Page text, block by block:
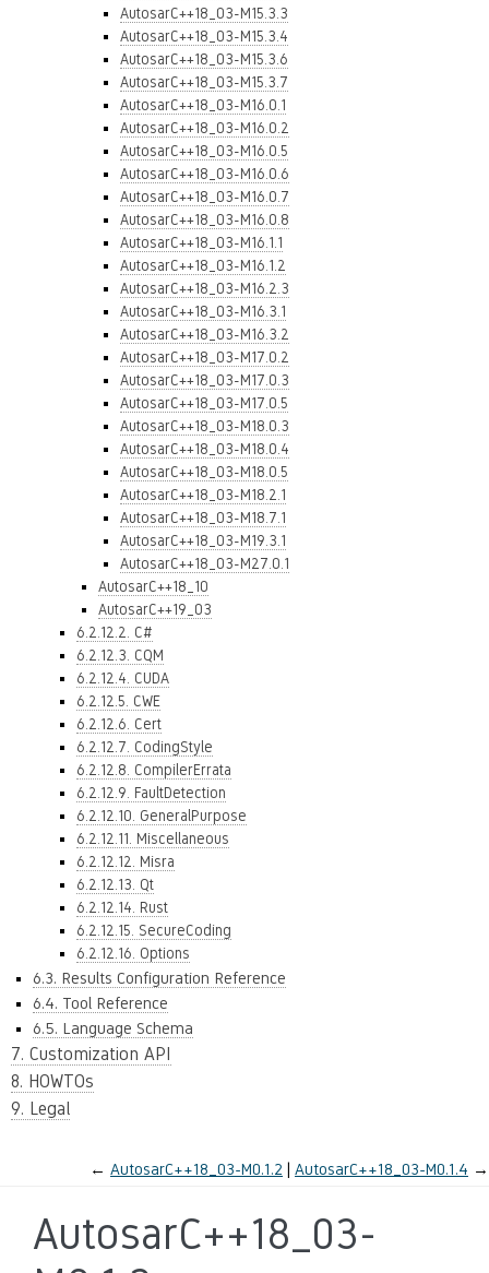
AutosarC++18_03-M15.3.3
AutosarC++18_03-M15.3.4
AutosarC++18_03-M15.3.6
AutosarC++18_03-M15.3.7
AutosarC++18_03-M16.0.1
AutosarC++18_03-M16.0.2
AutosarC++18_03-M16.0.5
AutosarC++18_03-M16.0.6
AutosarC++18_03-M16.0.7
AutosarC++18_03-M16.0.8
AutosarC++18_03-M16.1.1
AutosarC++18_03-M16.1.2
AutosarC++18_03-M16.2.3
AutosarC++18_03-M16.3.1
AutosarC++18_03-M16.3.2
AutosarC++18_03-M17.0.2
AutosarC++18_03-M17.0.3
AutosarC++18_03-M17.0.5
AutosarC++18_03-M18.0.3
AutosarC++18_03-M18.0.4
AutosarC++18_03-M18.0.5
AutosarC++18_03-M18.2.1
AutosarC++18_03-M18.7.1
AutosarC++18_03-M19.3.1
AutosarC++18_03-M27.0.1
AutosarC++18_10
AutosarC++19_03
6.2.12.2. C#
6.2.12.3. CQM
6.2.12.4. CUDA
6.2.12.5. CWE
6.2.12.6. Cert
6.2.12.7. CodingStyle
6.2.12.8. CompilerErrata
6.2.12.9. FaultDetection
6.2.12.10. GeneralPurpose
6.2.12.11. Miscellaneous
6.2.12.12. Misra
6.2.12.13. Qt
6.2.12.14. Rust
6.2.12.15. SecureCoding
6.2.12.16. Options
6.3. Results Configuration Reference
6.4. Tool Reference
6.5. Language Schema
7. Customization API
8. HOWTOs
9. Legal
← AutosarC++18_03-M0.1.2 AutosarC++18_03-M0.1.4 →
AutosarC++18_03-